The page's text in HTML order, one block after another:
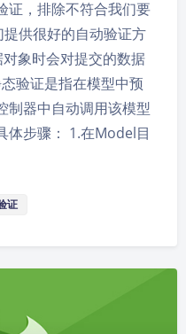
证，排除不符合我们要
供很好的自动验证方
象时会对提交的数据
验证是指在模型中预
制器中自动调用该模型
体步骤： 1.在Model目
证